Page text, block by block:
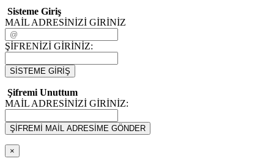
Sisteme Giriş
MAİL ADRESİNİZİ GİRİNİZ
ŞİFRENİZİ GİRİNİZ:
SİSTEME GİRİŞ
Şifremi Unuttum
MAİL ADRESİNİZİ GİRİNİZ:
ŞİFREMİ MAİL ADRESİME GÖNDER
×